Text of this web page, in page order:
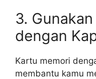
3.
dengan
Kartu memori
membantu kamu